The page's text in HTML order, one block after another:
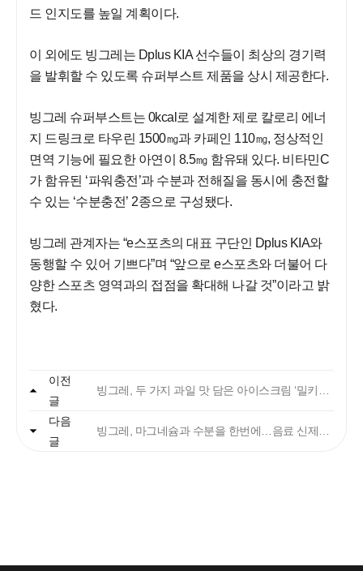
빙그레
드 인지도를 높일 계획이다.
이 외에도 빙그레는 Dplus KIA 선수들이 최상의 경기력
을 발휘할 수 있도록 슈퍼부스트 제품을 상시 제공한다.
빙그레 슈퍼부스트는 0kcal로 설계한 제로 칼로리 에너
지 드링크로 타우린 1500㎎과 카페인 110㎎, 정상적인
면역 기능에 필요한 아연이 8.5㎎ 함유돼 있다. 비타민C
가 함유된 ‘파워충전’과 수분과 전해질을 동시에 충전할
수 있는 ‘수분충전’ 2종으로 구성됐다.
빙그레 관계자는 “e스포츠의 대표 구단인 Dplus KIA와
동행할 수 있어 기쁘다”며 “앞으로 e스포츠와 더불어 다
양한 스포츠 영역과의 접점을 확대해 나갈 것”이라고 밝
혔다.
이전
글
다음
글